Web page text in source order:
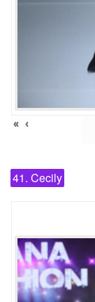
« ‹
41. Cecily